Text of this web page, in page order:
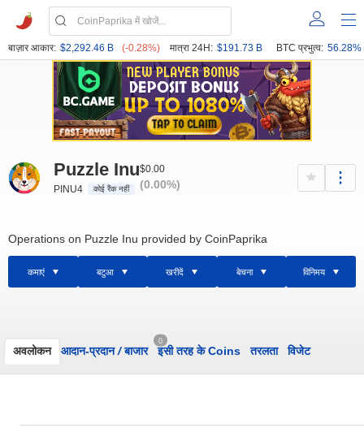
बाज़ार आकार: $2,292.46 B (-0.28%) मात्रा 24H: $191.73 B BTC प्रभुत्व: 56.28%
Puzzle Inu
PINU4 कोई रैंक नहीं
$0.00
(0.00%)
Operations on Puzzle Inu provided by CoinPaprika
कमाएं बटुआ खरीदें बेचना विनिमय
अवलोकन आदान-प्रदान/बाजार
0
इसी तरह के Coins तरलता विजेट